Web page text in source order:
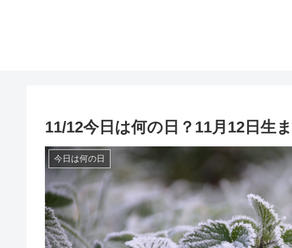
11/12今日は何の日？11月12日生
今日は何の日